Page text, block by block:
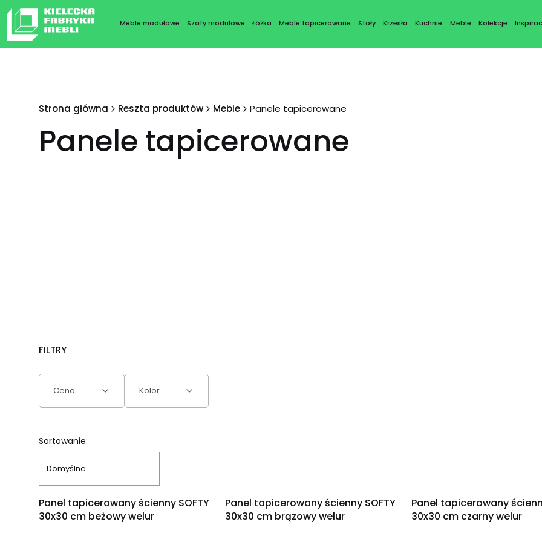
Meble modułowe Szafy modułowe Łóżka Meble tapicerowane Stoły Krzesła Kuchnie Meble Kolekcje
Strona główna Reszta produktów Meble Panele tapicerowane
Panele tapicerowane
FILTRY
Cena Kolor
Lista produktów
Sortowanie:
Domyślne
Panel tapicerowany ścienny SOFTY
30x30 cm beżowy welur
Panel tapicerowany ścienny SOFTY
30x30 cm brązowy welur
Panel tapicerowany
30x30 cm czarny welur